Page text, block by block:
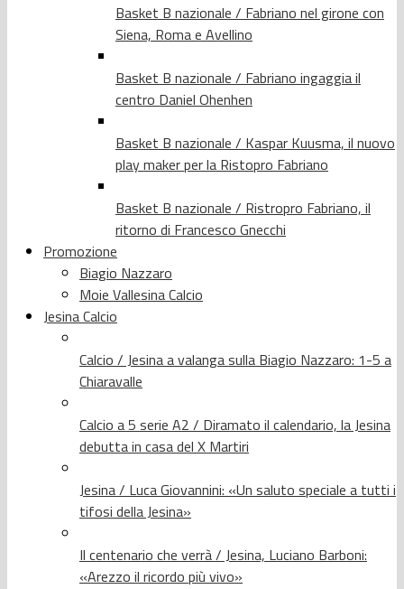
Basket B nazionale / Fabriano nel girone con
Siena, Roma e Avellino
Basket B nazionale / Fabriano ingaggia il
centro Daniel Ohenhen
Basket B nazionale / Kaspar Kuusma, il nuovo
play maker per la Ristopro Fabriano
Basket B nazionale / Ristropro Fabriano, il
ritorno di Francesco Gnecchi
Promozione
Biagio Nazzaro
Moie Vallesina Calcio
Jesina Calcio
Calcio / Jesina a valanga sulla Biagio Nazzaro: 1-5 a
Chiaravalle
Calcio a 5 serie A2 / Diramato il calendario, la Jesina
debutta in casa del X Martiri
Jesina / Luca Giovannini: «Un saluto speciale a tutti i
tifosi della Jesina»
Il centenario che verrà / Jesina, Luciano Barboni:
«Arezzo il ricordo più vivo»